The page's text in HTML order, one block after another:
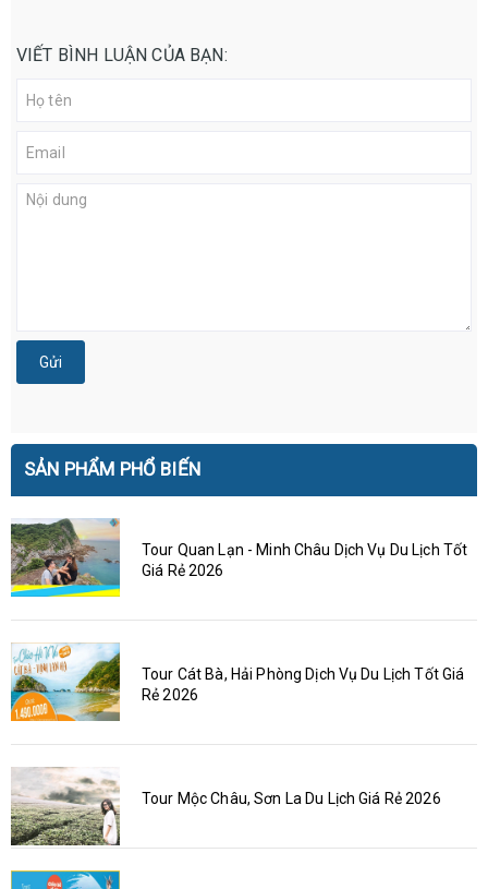
VIẾT BÌNH LUẬN CỦA BẠN:
Gửi
SẢN PHẨM PHỔ BIẾN
Tour Quan Lạn - Minh Châu Dịch Vụ Du Lịch Tốt
Giá Rẻ 2026
Tour Cát Bà, Hải Phòng Dịch Vụ Du Lịch Tốt Giá
Rẻ 2026
Tour Mộc Châu, Sơn La Du Lịch Giá Rẻ 2026